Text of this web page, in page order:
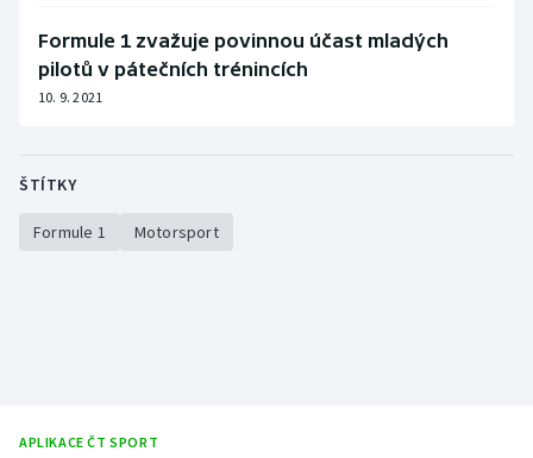
Formule 1 zvažuje povinnou účast mladých
pilotů v pátečních trénincích
10. 9. 2021
ŠTÍTKY
Formule 1 Motorsport
APLIKACE ČT SPORT